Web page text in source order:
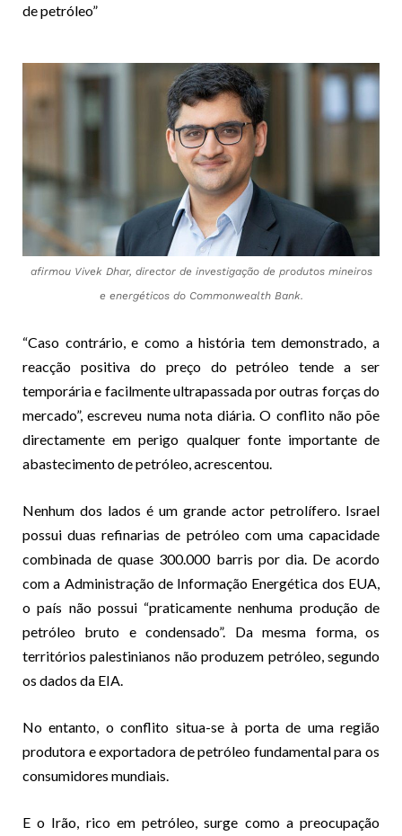
de petróleo”
afirmou Vivek Dhar, director de investigação de produtos mineiros
e energéticos do Commonwealth Bank.
“Caso contrário, e como a história tem demonstrado, a
reacção positiva do preço do petróleo tende a ser
temporária e facilmente ultrapassada por outras forças do
mercado”, escreveu numa nota diária. O conflito não põe
directamente em perigo qualquer fonte importante de
abastecimento de petróleo, acrescentou.
Nenhum dos lados é um grande actor petrolífero. Israel
possui duas refinarias de petróleo com uma capacidade
combinada de quase 300.000 barris por dia. De acordo
com a Administração de Informação Energética dos EUA,
o país não possui “praticamente nenhuma produção de
petróleo bruto e condensado”. Da mesma forma, os
territórios palestinianos não produzem petróleo, segundo
os dados da EIA.
No entanto, o conflito situa-se à porta de uma região
produtora e exportadora de petróleo fundamental para os
consumidores mundiais.
E o Irão, rico em petróleo, surge como a preocupação